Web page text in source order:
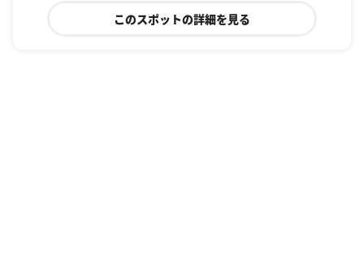
このスポットの詳細を見る